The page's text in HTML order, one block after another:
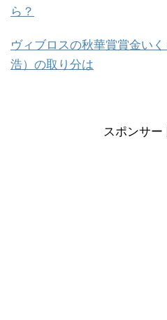
ら？
ヴィブロスの秋華賞賞金い
浩）の取り分は
スポンサー